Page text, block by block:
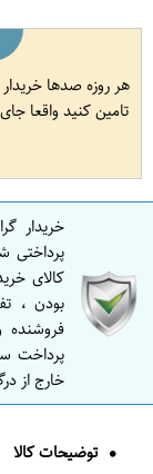
هر روزه صدها خریدار
تامین کنید واقعا جای
خریدار
پرداختی
کالای
بودن ،
فروشنده
پرداخت
خارج از
توضیحات کالا